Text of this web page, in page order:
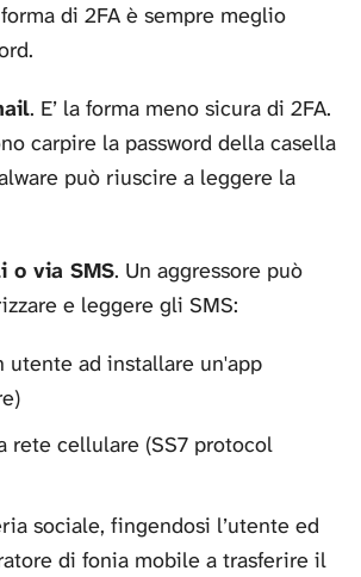
di 2FA è sempre meglio
. E’ la forma meno sicura di 2FA.
carpire la password della casella
può riuscire a leggere la
o via SMS. Un aggressore può
e leggere gli SMS:
utente ad installare un'app
rete cellulare (SS7 protocol
sociale, fingendosi l’utente ed
di fonia mobile a trasferire il